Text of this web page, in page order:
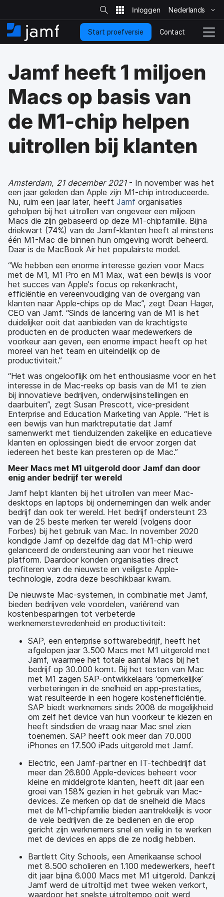
a
a
r
o
o
d
o
n
d
w
p
Z
o
e
k
o
p
s
t
e
Nederlands
B
e
n
g
n
S
c
e
Start proefversie Contact
Jamf heeft 1 miljoen
Macs op basis van
de M1-chip helpen
uitrollen bij klanten
Amsterdam, 21 december 2021- In november was het
een jaar geleden dan Apple zijn M1-chip introduceerde.
Nu, ruim een jaar later, heeft Jamf organisaties
geholpen bij het uitrollen van ongeveer een miljoen
Macs die zijn gebaseerd op deze M1-chipfamilie. Bijna
driekwart (74%) van de Jamf-klanten heeft al minstens
één M1-Mac die binnen hun omgeving wordt beheerd.
Daar is de MacBook Air het populairste model.
“We hebben een enorme interesse gezien voor Macs
met de M1, M1 Pro en M1 Max, wat een bewijs is voor
het succes van Apple's focus op rekenkracht,
efficiëntie en vereenvoudiging van de overgang van
klanten naar Apple-chips op de Mac”, zegt Dean Hager,
CEO van Jamf. “Sinds de lancering van de M1 is het
duidelijker ooit dat aanbieden van de krachtigste
producten en de producten waar medewerkers de
voorkeur aan geven, een enorme impact heeft op het
moreel van het team en uiteindelijk op de
productiviteit.”
“Het was ongelooflijk om het enthousiasme voor en het
interesse in de Mac-reeks op basis van de M1 te zien
bij innovatieve bedrijven, onderwijsinstellingen en
daarbuiten”, zegt Susan Prescott, vice-president
Enterprise and Education Marketing van Apple. “Het is
een bewijs van hun marktreputatie dat Jamf
samenwerkt met tienduizenden zakelijke en educatieve
klanten en oplossingen biedt die ervoor zorgen dat
iedereen het beste kan presteren op de Mac.”
Meer Macs met M1 uitgerold door Jamf dan door
enig ander bedrijf ter wereld
Jamf helpt klanten bij het uitrollen van meer Mac-
desktops en laptops bij ondernemingen dan welk ander
bedrijf dan ook ter wereld. Het bedrijf ondersteunt 23
van de 25 beste merken ter wereld (volgens door
Forbes) bij het gebruik van Mac. In november 2020
kondigde Jamf op dezelfde dag dat M1-chip werd
gelanceerd de ondersteuning aan voor het nieuwe
platform. Daardoor konden organisaties direct
profiteren van de nieuwste en veiligste Apple-
technologie, zodra deze beschikbaar kwam.
De nieuwste Mac-systemen, in combinatie met Jamf,
bieden bedrijven vele voordelen, variërend van
kostenbesparingen tot verbeterde
werknemerstevredenheid en productiviteit:
SAP, een enterprise softwarebedrijf, heeft het
afgelopen jaar 3.500 Macs met M1 uitgerold met
Jamf, waarmee het totale aantal Macs bij het
bedrijf op 30.000 komt. Bij het testen van Mac
met M1 zagen SAP-ontwikkelaars ‘opmerkelijke’
verbeteringen in de snelheid en app-prestaties,
wat resulteerde in een hogere kostenefficiëntie.
SAP biedt werknemers sinds 2008 de mogelijkheid
om zelf het device van hun voorkeur te kiezen en
heeft sindsdien de vraag naar Mac snel zien
toenemen. SAP heeft ook meer dan 70.000
iPhones en 17.500 iPads uitgerold met Jamf.
Electric, een Jamf-partner en IT-techbedrijf dat
meer dan 26.800 Apple-devices beheert voor
kleine en middelgrote klanten, heeft dit jaar een
groei van 158% gezien in het gebruik van Mac-
devices. Ze merken op dat de snelheid die Macs
met de M1-chipfamilie bieden aantrekkelijk is voor
de vele bedrijven die ze bedienen en die erop
gericht zijn werknemers snel en veilig in te werken
met de devices en apps die ze nodig hebben.
Bartlett City Schools, een Amerikaanse school
met 8.500 scholieren en 1.100 medewerkers, heeft
dit jaar bijna 6.000 Macs met M1 uitgerold. Dankzij
Jamf werd de uitroltijd met twee weken verkort,
waardoor het snelste uitroltempo ooit werd